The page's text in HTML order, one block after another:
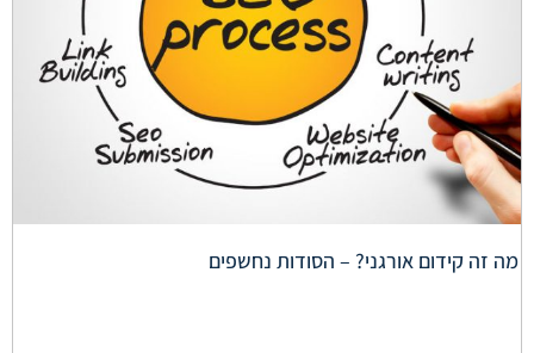
מה זה קידום אורגני? – הסודות נחשפים